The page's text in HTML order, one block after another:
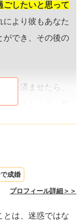
ごしたいと思って
により彼もあなた
ができ、その後の
を済ませたら、
しましょう。相
ドタキャンの件
性が高まります。
向きな気持で臨
成婚
プロフィール詳細＞＞
とは、迷惑ではな